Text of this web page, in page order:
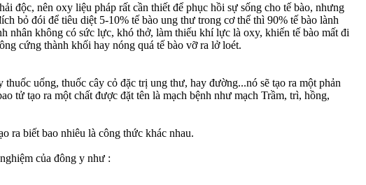
độc, nên oxy liệu pháp rất cần thiết để phục hồi sự sống cho tế bào, nhưng
bỏ đói để tiêu diệt 5-10% tế bào ung thư trong cơ thể thì 90% tế bào lành
nhân không có sức lực, khó thở, làm thiếu khí lực là oxy, khiến tế bào mất đi
cứng thành khối hay nóng quá tế bào vỡ ra lở loét.
uống, thuốc cây cỏ đặc trị ung thư, hay đường...nó sẽ tạo ra một phản
tử tạo ra một chất được đặt tên là mạch bệnh như mạch Trầm, trì, hồng,
ra biết bao nhiêu là công thức khác nhau.
của đông y như :